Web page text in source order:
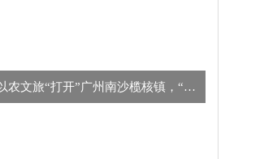
以农文旅“打开”广州南沙榄核镇，“星海故里”别有一番风味